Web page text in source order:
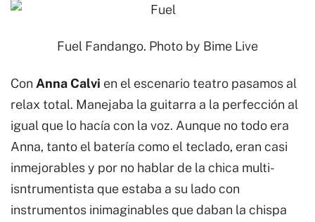
Fuel Fandango. Photo by Bime Live
Con Anna Calvi en el escenario teatro pasamos al
relax total. Manejaba la guitarra a la perfección al
igual que lo hacía con la voz. Aunque no todo era
Anna, tanto el batería como el teclado, eran casi
inmejorables y por no hablar de la chica multi-
isntrumentista que estaba a su lado con
instrumentos inimaginables que daban la chispa